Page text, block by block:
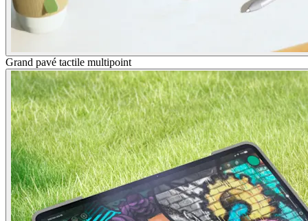
Grand pavé tactile multipoint